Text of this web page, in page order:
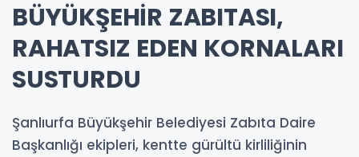
BÜYÜKŞEHİR ZABITASI,
RAHATSIZ EDEN KORNALARI
SUSTURDU
Şanlıurfa Büyükşehir Belediyesi Zabıta Daire
Başkanlığı ekipleri, kentte gürültü kirliliğinin